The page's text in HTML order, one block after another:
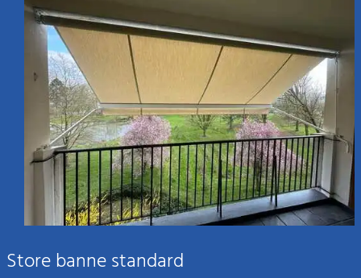
Store banne standard